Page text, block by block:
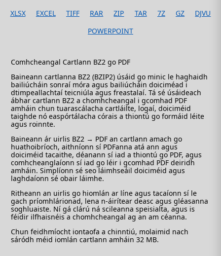
XLSX
EXCEL TIFF RAR ZIP TAR 7Z GZ
DJVU
POWERPOINT
Comhcheangal Cartlann BZ2 go PDF
Baineann cartlanna BZ2 (BZIP2) úsáid go minic le haghaidh
bailiúcháin sonraí móra agus bailiúcháin doiciméad i
dtimpeallachtaí teicniúla agus freastalaí. Tá sé úsáideach
ábhar cartlann BZ2 a chomhcheangal i gcomhad PDF
amháin chun tuarascálacha cartláilte, logaí, doiciméid
taighde nó easpórtálacha córais a thiontú go formáid léite
agus roinnte.
Baineann ár uirlis BZ2 → PDF an cartlann amach go
huathoibríoch, aithníonn sí PDFanna atá ann agus
doiciméid tacaithe, déanann sí iad a thiontú go PDF, agus
comhcheanglaíonn sí iad go léir i gcomhad PDF deiridh
amháin. Simplíonn sé seo láimhseáil doiciméid agus
laghdaíonn sé obair láimhe.
Ritheann an uirlis go hiomlán ar líne agus tacaíonn sí le
gach príomhlárionad, lena n-áirítear deasc agus gléasanna
soghluaiste. Ní gá clárú ná scileanna speisialta, agus is
féidir ilfhaisnéis a chomhcheangal ag an am céanna.
Chun feidhmíocht iontaofa a chinntiú, molaimid nach
sáródh méid iomlán cartlann amháin 32 MB.